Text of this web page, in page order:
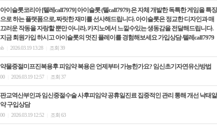
아이슬롯코리아 [텔레call7979] 아이슬롯 (텔call7979) 은 자체 개발한 독특한 게임을 특징
으로 하는 플랫폼으로, 짜릿한 재미를 선사해드립니다. 아이슬롯은 정교한 디자인과 매
끄러운 작동을 자랑할 뿐만 아니라, 카지노에서 느낄수있는 생동감을 전달해드립니다.
지금 회원가입 하시고 아이슬롯의 멋진 플레이를 경험해보세요 가입상담-텔레call7979
sb 2026.03.19 13:28 조회 39
약물중절미프진복용후 피임약 복용은 언제부터 가능한가요? 임신초기자연유산방법
00 2026.03.19 12:57 조회 37
판교역산부인과 임신중절수술 사후피임약 공휴일진료 집중적인 관리 통해 개선 낙­태알
약 구입상담
00 2026.03.19 12:52 조회 63